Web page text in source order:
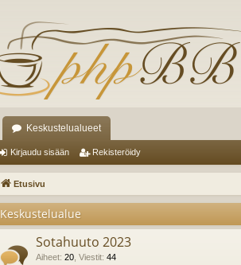
Keskustelualueet
Kirjaudu sisään Rekisteröidy
Etusivu
Keskustelualue
Sotahuuto 2023
Aiheet: 20 Viestit: 44